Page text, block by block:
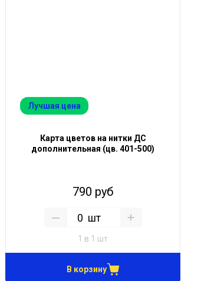
Лучшая цена
Карта цветов на нитки ДС
дополнительная (цв. 401-500)
790 руб
шт
1 в 1 шт
В корзину